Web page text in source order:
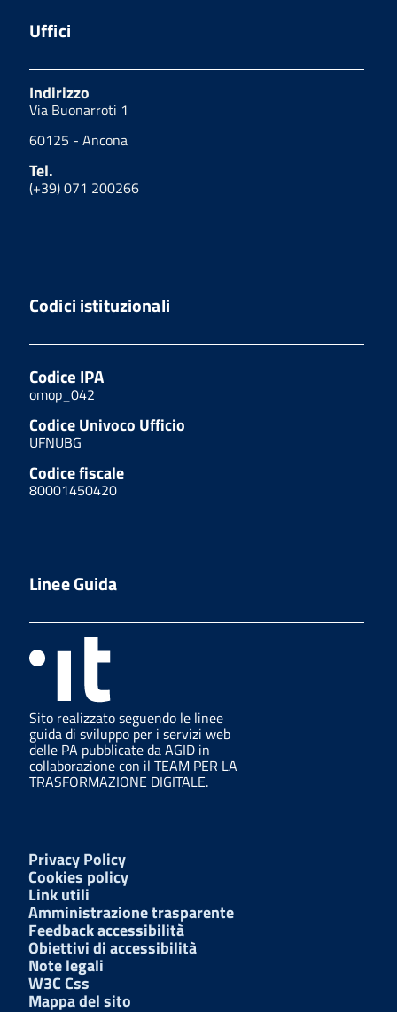
Uffici
Indirizzo
Via Buonarroti 1
60125 - Ancona
Tel.
(+39) 071 200266
Codici istituzionali
Codice IPA
omop_042
Codice Univoco Ufficio
UFNUBG
Codice fiscale
80001450420
Linee Guida
Sito realizzato seguendo le linee
guida di sviluppo per i servizi web
delle PA pubblicate da AGID in
collaborazione con il TEAM PER LA
TRASFORMAZIONE DIGITALE.
Privacy Policy
Cookies policy
Link utili
Amministrazione trasparente
Feedback accessibilità
Obiettivi di accessibilità
Note legali
W3C Css
Mappa del sito